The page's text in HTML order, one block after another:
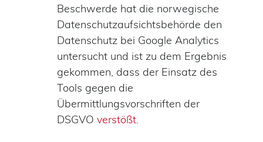
Beschwerde hat die norwegische
Datenschutzaufsichtsbehörde den
Datenschutz bei Google Analytics
untersucht und ist zu dem Ergebnis
gekommen, dass der Einsatz des
Tools gegen die
Übermittlungsvorschriften der
DSGVO verstößt.